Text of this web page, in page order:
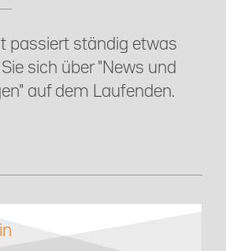
passiert ständig etwas
sich über "News und
auf dem Laufenden.